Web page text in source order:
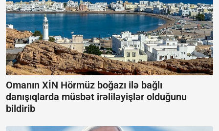
Omanın XİN Hörmüz boğazı ilə bağlı
danışıqlarda müsbət irəliləyişlər olduğunu
bildirib